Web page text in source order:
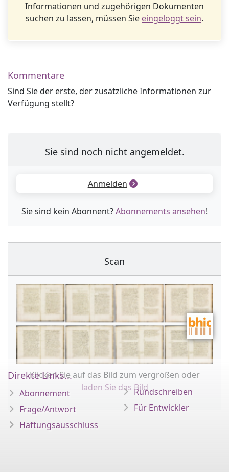
Informationen und zugehörigen Dokumenten
suchen zu lassen, müssen Sie eingeloggt sein.
Kommentare
Sind Sie der erste, der zusätzliche Informationen zur
Verfügung stellt?
Sie sind noch nicht angemeldet.
Anmelden
Sie sind kein Abonnent?Abonnements ansehen!
Scan
Klicken Sie auf das Bild zum vergrößen oder
laden Sie das Bild
Direkte Links...
Abonnement
Frage/Antwort
Haftungsausschluss
Rundschreiben
Für Entwickler